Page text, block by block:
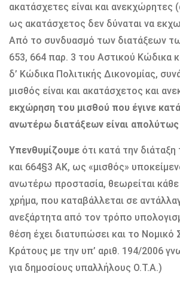
ακατάσχετες είναι και ανεκχώρητες
ως ακατάσχετος δεν δύναται να
Από το συνδυασμό των διατάξεων
653, 664 παρ. 3 του Αστικού Κώδικα
δ’ Κώδικα Πολιτικής Δικονομίας,
μισθός είναι και ακατάσχετος και
εκχώρηση του μισθού που έγινε
ανωτέρω διατάξεων είναι απολύτως
Υπενθυμίζουμε ότι κατά την
και 664§3 ΑΚ, ως «μισθός»
ανωτέρω προστασία, θεωρείται
χρήμα, που καταβάλλεται σε
ανεξάρτητα από τον τρόπο
θέση έχει διατυπώσει και το Νομικό
Κράτους με την υπ’ αριθ. 194/2006
για δημοσίους υπαλλήλους Ο.Τ.Α.)